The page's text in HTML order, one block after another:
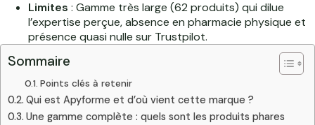
Limites : Gamme très large (62 produits) qui dilue
l’expertise perçue, absence en pharmacie physique et
présence quasi nulle sur Trustpilot.
Sommaire
Points clés à retenir
Qui est Apyforme et d’où vient cette marque ?
Une gamme complète : quels sont les produits phares